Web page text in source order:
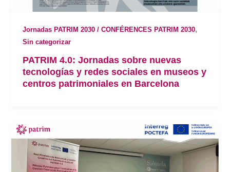
Jornadas PATRIM 2030 / CONFÉRENCES PATRIM 2030,
Sin categorizar
PATRIM 4.0: Jornadas sobre nuevas
tecnologías y redes sociales en museos y
centros patrimoniales en Barcelona